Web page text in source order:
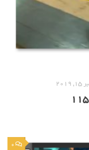
0